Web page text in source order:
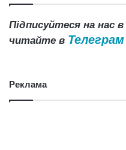
Підписуйтеся на нас в
читайте в Телеграм
Реклама